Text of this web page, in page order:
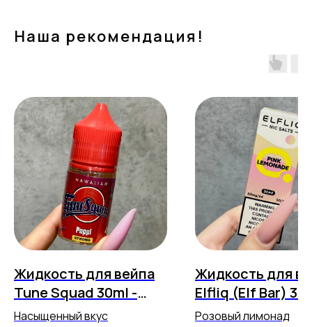
Наша рекомендация!
Жидкость для вейпа
Tune Squad 30ml -
Сакура Виноград 4
Насыщенный вкус
Жидкость для
Elfliq (Elf Bar)
Strong - Pink
Розовый лимонад